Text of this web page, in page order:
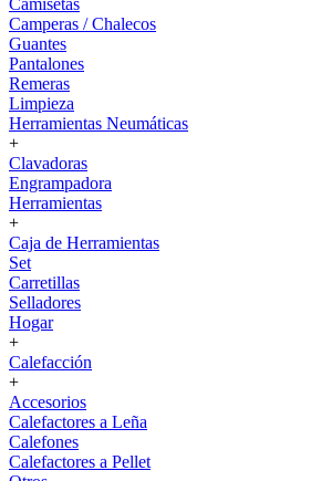
Camisetas
Camperas / Chalecos
Guantes
Pantalones
Remeras
Limpieza
Herramientas Neumáticas
+
Clavadoras
Engrampadora
Herramientas
+
Caja de Herramientas
Set
Carretillas
Selladores
Hogar
+
Calefacción
+
Accesorios
Calefactores a Leña
Calefones
Calefactores a Pellet